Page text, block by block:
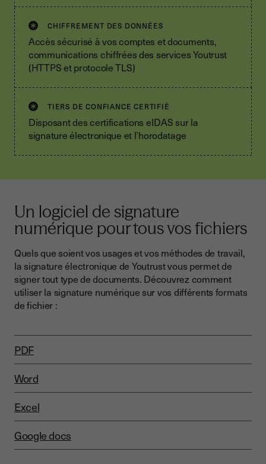
CHIFFREMENT DES DONNÉES
Accès sécurisé à vos comptes et documents,
communications chiffrées des services Youtrust
(HTTPS et protocole TLS)
TIERS DE CONFIANCE CERTIFIÉ
Disposant des certifications eIDAS sur la
signature électronique et l’horodatage
Un logiciel de signature
numérique pour tous vos fichiers
Quels que soient vos usages et vos méthodes de travail,
la signature électronique de Youtrust vous permet de
signer tout type de documents. Découvrez comment
utiliser la signature numérique sur vos différents formats
de fichier :
PDF
Word
Excel
Google docs